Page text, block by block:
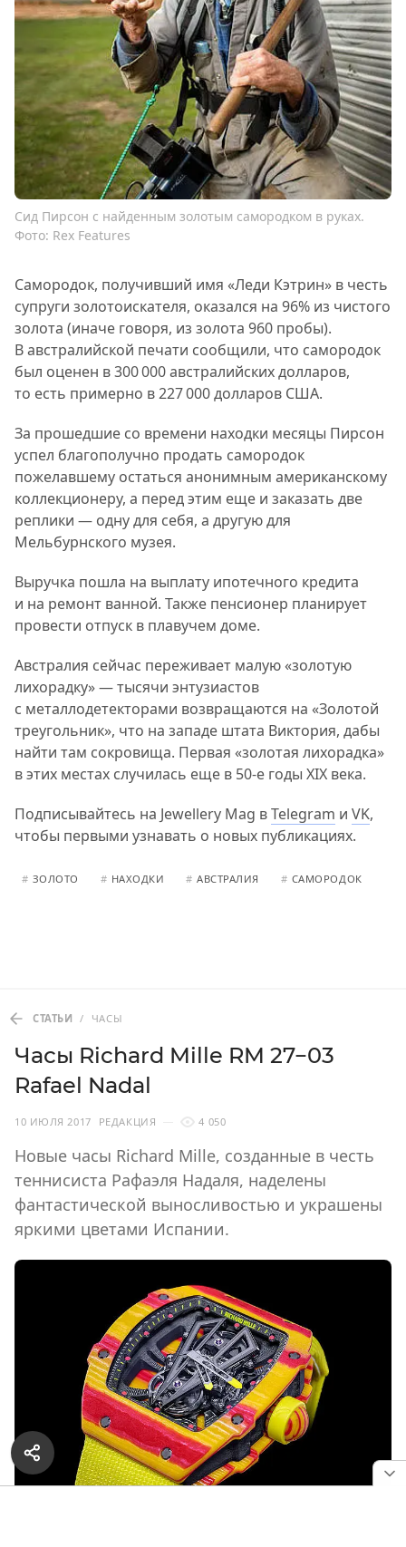
Сид Пирсон с найденным золотым самородком в руках.
Фото: Rex Features
Самородок, получивший имя «Леди Кэтрин» в честь
супруги золотоискателя, оказался на 96% из чистого
золота (иначе говоря, из золота 960 пробы).
В австралийской печати сообщили, что самородок
был оценен в 300 000 австралийских долларов,
то есть примерно в 227 000 долларов США.
За прошедшие со времени находки месяцы Пирсон
успел благополучно продать самородок
пожелавшему остаться анонимным американскому
коллекционеру, а перед этим еще и заказать две
реплики — одну для себя, а другую для
Мельбурнского музея.
Выручка пошла на выплату ипотечного кредита
и на ремонт ванной. Также пенсионер планирует
провести отпуск в плавучем доме.
Австралия сейчас переживает малую «золотую
лихорадку» — тысячи энтузиастов
с металлодетекторами возвращаются на «Золотой
треугольник», что на западе штата Виктория, дабы
найти там сокровища. Первая «золотая лихорадка»
в этих местах случилась еще в 50-е годы XIX века.
Подписывайтесь на Jewellery Mag вTelegram и VK,
чтобы первыми узнавать о новых публикациях.
# ЗОЛОТО # НАХОДКИ # АВСТРАЛИЯ # САМОРОДОК
СТАТЬИ / ЧАСЫ
Часы Richard Mille RM 27−03
Rafael Nadal
10 ИЮЛЯ 2017 РЕДАКЦИЯ 4 050
Новые часы Richard Mille, созданные в честь
теннисиста Рафаэля Надаля, наделены
фантастической выносливостью и украшены
яркими цветами Испании.